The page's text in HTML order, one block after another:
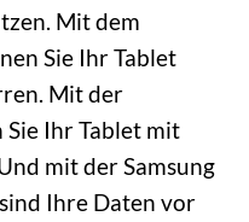
Mit dem
Sie Ihr Tablet
Mit der
Ihr Tablet mit
mit der Samsung
Ihre Daten vor